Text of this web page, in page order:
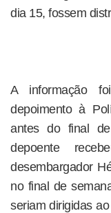
dia 15, fossem
A informação
depoimento à
antes do final
depoente
desembargador
no final de
seriam dirigidas